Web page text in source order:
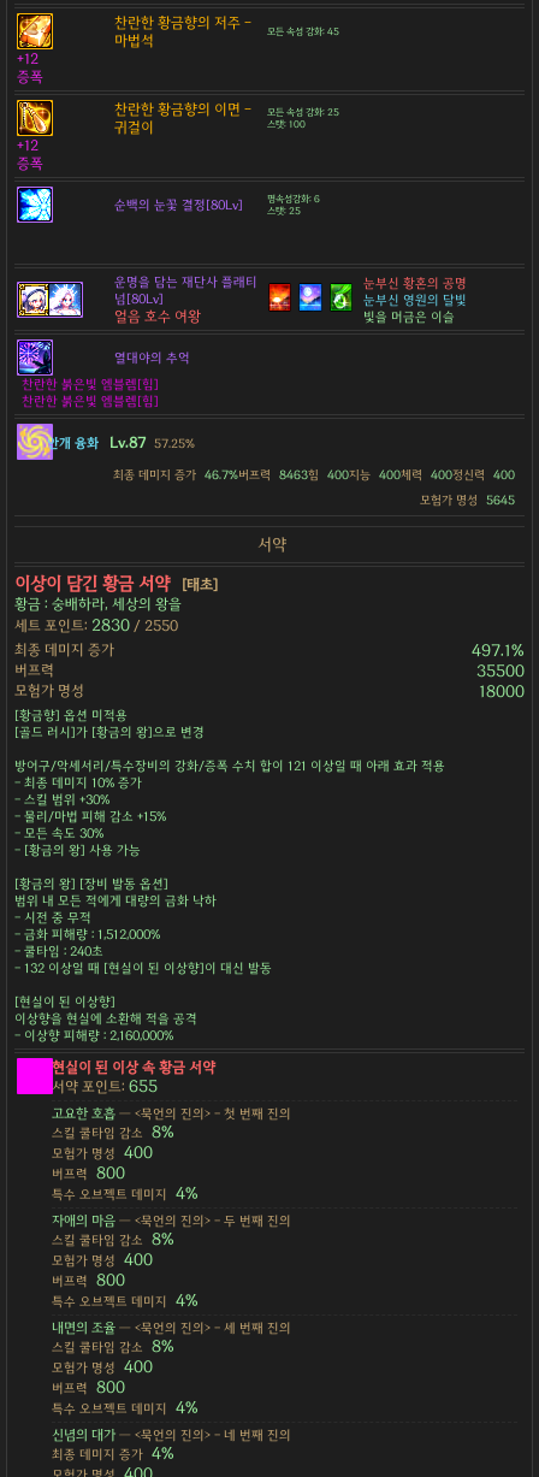
찬란한 황금향의 저주 -
마법석
모든 속성 강화: 45
+12
증폭
찬란한 황금향의 이면 -
귀걸이
모든 속성 강화: 25
스탯: 100
+12
증폭
순백의 눈꽃 결정[80Lv]
명속성강화: 6
스탯: 25
운명을 담는 재단사 플래티
넘[80Lv]
얼음 호수 여왕
눈부신 황혼의 공명
눈부신 영원의 달빛
빛을 머금은 이슬
열대야의 추억
찬란한 붉은빛 엠블렘[힘]
찬란한 붉은빛 엠블렘[힘]
안개 융화 Lv.87 57.25%
최종 데미지 증가 46.7%버프력 8463힘 400지능 400체력 400정신력
400
모험가 명성
5645
서약
이상이 담긴 황금 서약
[태초]
황금 : 숭배하라, 세상의 왕을
세트 포인트: 2830 / 2550
최종 데미지 증가
497.1%
버프력 35500
모험가 명성 18000
[황금향] 옵션 미적용
[골드 러시]가 [황금의 왕]으로 변경
방어구/악세서리/특수장비의 강화/증폭 수치 합이 121 이상일 때 아래 효과 적용
- 최종 데미지 10% 증가
- 스킬 범위 +30%
- 물리/마법 피해 감소 +15%
- 모든 속도 30%
- [황금의 왕] 사용 가능
[황금의 왕] [장비 발동 옵션]
범위 내 모든 적에게 대량의 금화 낙하
- 시전 중 무적
- 금화 피해량 : 1,512,000%
- 쿨타임 : 240초
- 132 이상일 때 [현실이 된 이상향]이 대신 발동
[현실이 된 이상향]
이상향을 현실에 소환해 적을 공격
- 이상향 피해량 : 2,160,000%
현실이 된 이상 속 황금 서약
서약 포인트:655
고요한 호흡— <묵언의 진의> - 첫 번째 진의
스킬 쿨타임 감소
8%
모험가 명성 400
버프력 800
특수 오브젝트 데미지 4%
자애의 마음— <묵언의 진의> - 두 번째 진의
스킬 쿨타임 감소
8%
모험가 명성 400
버프력 800
특수 오브젝트 데미지 4%
내면의 조율— <묵언의 진의> - 세 번째 진의
스킬 쿨타임 감소
8%
모험가 명성 400
버프력 800
특수 오브젝트 데미지 4%
신념의 대가— <묵언의 진의> - 네 번째 진의
최종 데미지 증가 4%